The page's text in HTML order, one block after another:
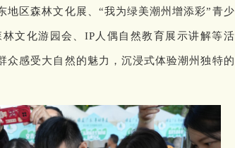
区森林文化展、“我为绿美潮州增添彩”青少
文化游园会、IP人偶自然教育展示讲解等活
众感受大自然的魅力，沉浸式体验潮州独特的